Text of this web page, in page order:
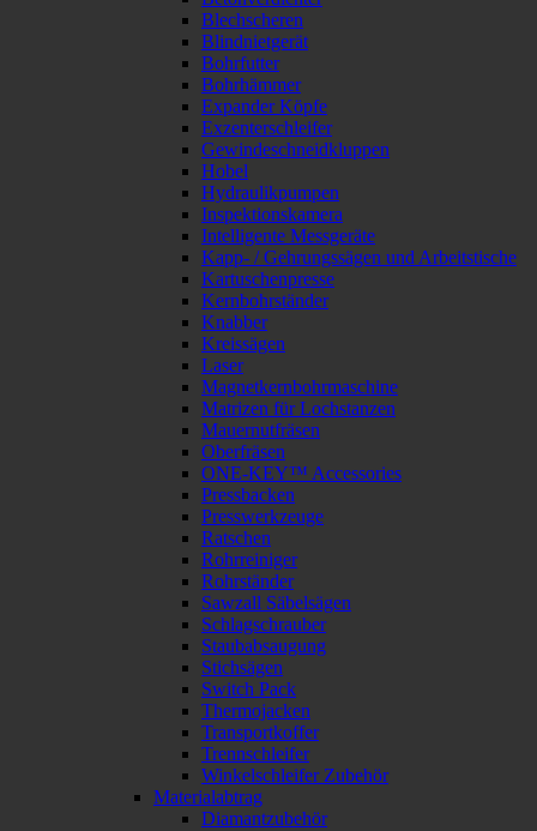
Blechscheren
Blindnietgerät
Bohrfutter
Bohrhämmer
Expander Köpfe
Exzenterschleifer
Gewindeschneidkluppen
Hobel
Hydraulikpumpen
Inspektionskamera
Intelligente Messgeräte
Kapp- / Gehrungssägen und Arbeitstische
Kartuschenpresse
Kernbohrständer
Knabber
Kreissägen
Laser
Magnetkernbohrmaschine
Matrizen für Lochstanzen
Mauernutfräsen
Oberfräsen
ONE-KEY™ Accessories
Pressbacken
Presswerkzeuge
Ratschen
Rohrreiniger
Rohrständer
Sawzall Säbelsägen
Schlagschrauber
Staubabsaugung
Stichsägen
Switch Pack
Thermojacken
Transportkoffer
Trennschleifer
Winkelschleifer Zubehör
Materialabtrag
Diamantzubehör